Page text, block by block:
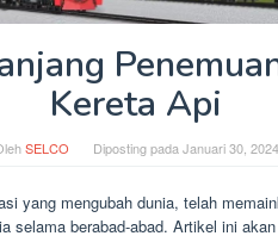
Kereta Api
SELCO Diposting padaJanuari 30, 2024
yang mengubah dunia, telah
selama berabad-abad. Artikel ini